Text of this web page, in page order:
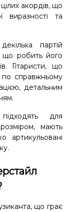
акордів, що
виразності та
партій
що робить його
Гітаристи, що
по справжньому
детальним
для
мають
артикульовані
що грає